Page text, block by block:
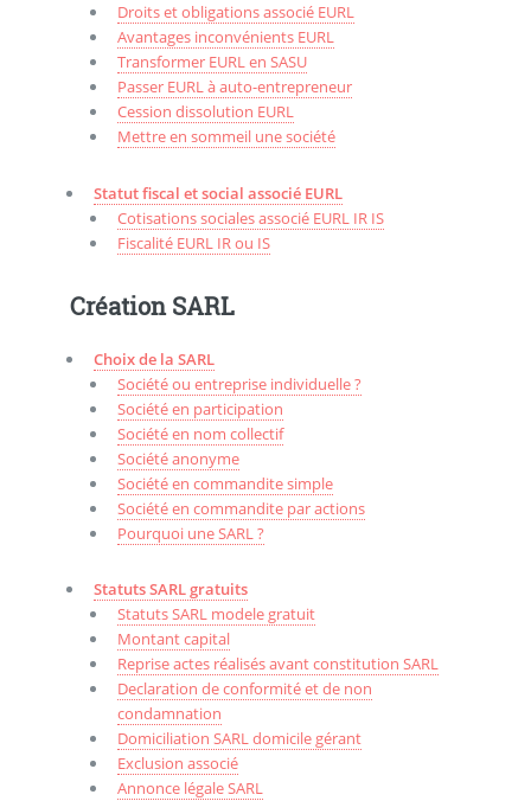
Droits et obligations associé EURL
Avantages inconvénients EURL
Transformer EURL en SASU
Passer EURL à auto-entrepreneur
Cession dissolution EURL
Mettre en sommeil une société
Statut fiscal et social associé EURL
Cotisations sociales associé EURL IR IS
Fiscalité EURL IR ou IS
Création SARL
Choix de la SARL
Société ou entreprise individuelle ?
Société en participation
Société en nom collectif
Société anonyme
Société en commandite simple
Société en commandite par actions
Pourquoi une SARL ?
Statuts SARL gratuits
Statuts SARL modele gratuit
Montant capital
Reprise actes réalisés avant constitution SARL
Declaration de conformité et de non
condamnation
Domiciliation SARL domicile gérant
Exclusion associé
Annonce légale SARL